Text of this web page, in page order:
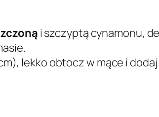
i szczyptą cynamonu,
lekko obtocz w mące i